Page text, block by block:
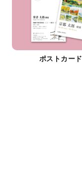
ポストカード